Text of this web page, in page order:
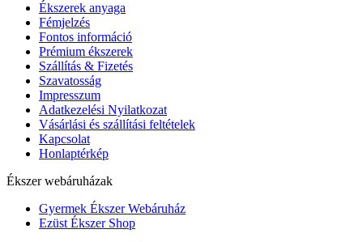
Ékszerek anyaga
Fémjelzés
Fontos információ
Prémium ékszerek
Szállítás & Fizetés
Szavatosság
Impresszum
Adatkezelési Nyilatkozat
Vásárlási és szállítási feltételek
Kapcsolat
Honlaptérkép
Ékszer webáruházak
Gyermek Ékszer Webáruház
Ezüst Ékszer Shop